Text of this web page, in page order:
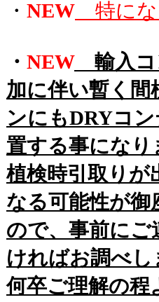
・ NEW 特にな
・ NEW輸入コ
加に伴い暫く間
ンにもDRYコ
置する事になり
植検時引取りが
なる可能性が御
ので、事前にご
ければお調べ
何卒ご理解の程